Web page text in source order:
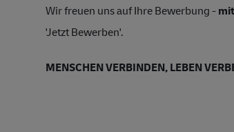
Wir freuen uns auf Ihre Bewerbung -
'Jetzt Bewerben'.
MENSCHEN VERBINDEN, LEBEN